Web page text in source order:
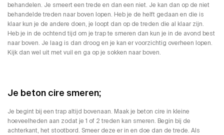
behandelen. Je smeert een trede en dan een niet. Je kan dan op de niet
behandelde treden naar boven lopen. Heb je de helft gedaan en die is
klaar kun je de andere doen, je loopt dan op de treden die al klaar zijn.
Heb je in de ochtend tijd om je trap te smeren dan kun je in de avond best
naar boven. Je laag is dan droog en je kan er voorzichtig overheen lopen.
Kijk dan wel uit met vuil en ga op je sokken naar boven.
Je beton cire smeren;
Je begint bij een trap altijd bovenaan. Maak je beton cire in kleine
hoeveelheden aan zodat je 1 of 2 treden kan smeren. Begin bij de
achterkant, het stootbord. Smeer deze er in en doe dan de trede. Als